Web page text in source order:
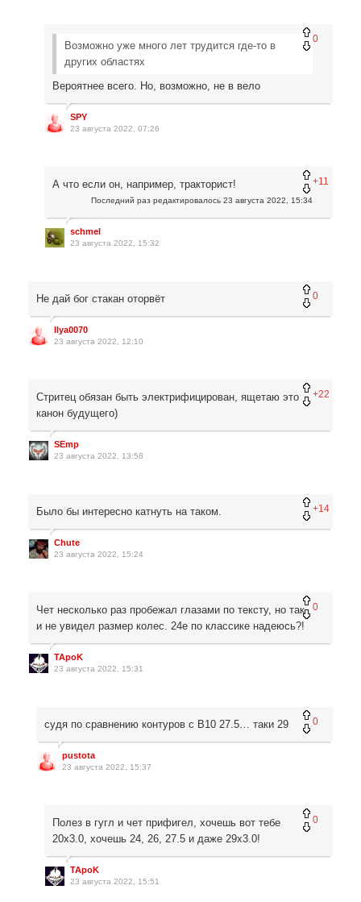
0
Возможно уже много лет трудится где-то в
других областях
Вероятнее всего. Но, возможно, не в вело
SPY
23 августа 2022, 07:26
+11
А что если он, например, тракторист!
Последний раз редактировалось 23 августа 2022, 15:34
schmel
23 августа 2022, 15:32
0
Не дай бог стакан оторвёт
Ilya0070
23 августа 2022, 12:10
+22
Стритец обязан быть электрифицирован, ящетаю это
канон будущего)
SEmp
23 августа 2022, 13:58
+14
Было бы интересно катнуть на таком.
Chute
23 августа 2022, 15:24
0
Чет несколько раз пробежал глазами по тексту, но так
и не увидел размер колес. 24е по классике надеюсь?!
TApoK
23 августа 2022, 15:31
0
судя по сравнению контуров с В10 27.5… таки 29
pustota
23 августа 2022, 15:37
0
Полез в гугл и чет прифигел, хочешь вот тебе
20х3.0, хочешь 24, 26, 27.5 и даже 29х3.0!
TApoK
23 августа 2022, 15:51